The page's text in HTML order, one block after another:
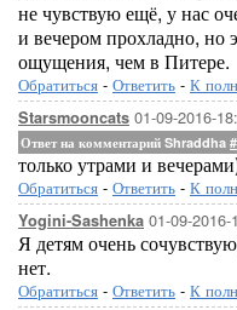
не чувствую ещё, у нас
и вечером прохладно, но
ощущения, чем в Питере.
Обратиться - Ответить - К
Starsmooncats 01-09-2016-
Ответ на комментарий Shraddha #
только утрами и
Обратиться - Ответить - К
Yogini-Sashenka 01-09-2016-
Я детям очень
нет.
Обратиться - Ответить - К